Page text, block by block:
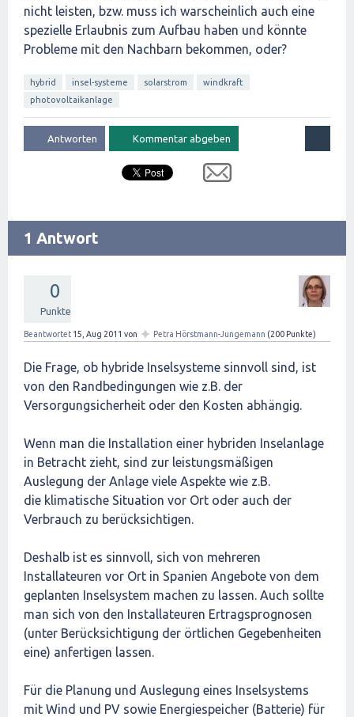
nicht leisten, bzw. muss ich warscheinlich auch eine
spezielle Erlaubnis zum Aufbau haben und könnte
Probleme mit den Nachbarn bekommen, oder?
hybrid insel-systeme solarstrom
windkraft
photovoltaikanlage
1 Antwort
0
Punkte
Beantwortet 15, Aug 2011 von ✦ Petra Hörstmann-Jungemann (200 Punkte)
Die Frage, ob hybride Inselsysteme sinnvoll sind, ist
von den Randbedingungen wie z.B. der
Versorgungsicherheit oder den Kosten abhängig.
Wenn man die Installation einer hybriden Inselanlage
in Betracht zieht, sind zur leistungsmäßigen
Auslegung der Anlage viele Aspekte wie z.B.
die klimatische Situation vor Ort oder auch der
Verbrauch zu berücksichtigen.
Deshalb ist es sinnvoll, sich von mehreren
Installateuren vor Ort in Spanien Angebote von dem
geplanten Inselsystem machen zu lassen. Auch sollte
man sich von den Installateuren Ertragsprognosen
(unter Berücksichtigung der örtlichen Gegebenheiten
eine) anfertigen lassen.
Für die Planung und Auslegung eines Inselsystems
mit Wind und PV sowie Energiespeicher (Batterie) für